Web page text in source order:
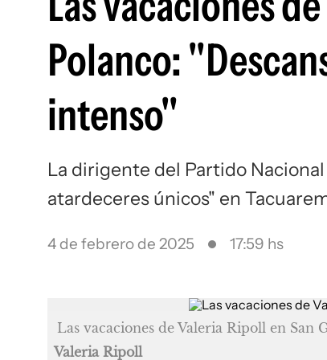
Polanco:
intenso"
La dirigente del Partido
atardeceres únicos" en
4 de febrero de 2025 17:59 hs
Las vacaciones de Valeria Ripoll en San
Valeria Ripoll